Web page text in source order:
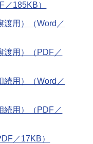
185KB）
渡用）（Word／
渡用）（PDF／
続用）（Word／
続用）（PDF／
／17KB）